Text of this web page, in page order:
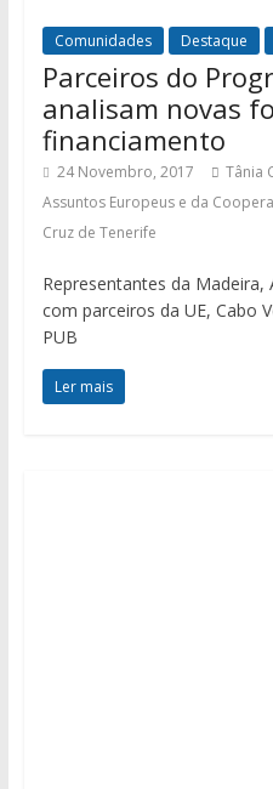
Comunidades Destaque
Parceiros do
analisam novas
financiamento
24 Novembro, 2017 Tânia
Assuntos Europeus e da
Cruz de Tenerife
Representantes da Madeira,
com parceiros da UE, Cabo
PUB
Ler mais